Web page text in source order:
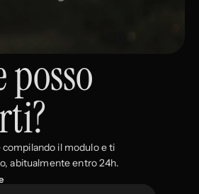
posso
compilando il modulo e ti
abitualmente entro 24h.